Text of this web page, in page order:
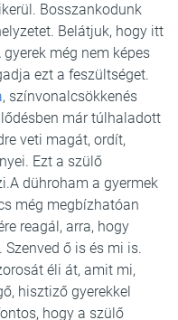
Bosszankodunk
Belátjuk, hogy itt
még nem képes
ezt a feszültséget.
, színvonalcsökkenés
már túlhaladott
veti magát, ordít,
Ezt a szülő
dühroham a gyermek
még megbízhatóan
reagál, arra, hogy
ő is és mi is.
éli át, amit mi,
hisztiző gyerekkel
hogy a szülő